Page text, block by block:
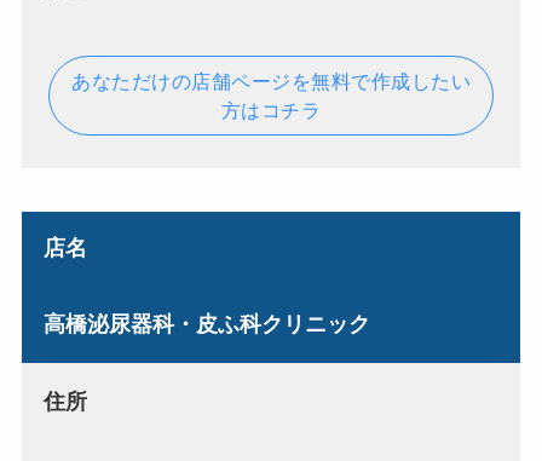
あなただけの店舗ページを無料で作成したい
方はコチラ
店名
高橋泌尿器科・皮ふ科クリニック
住所